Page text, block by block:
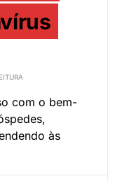
com o bem-
às